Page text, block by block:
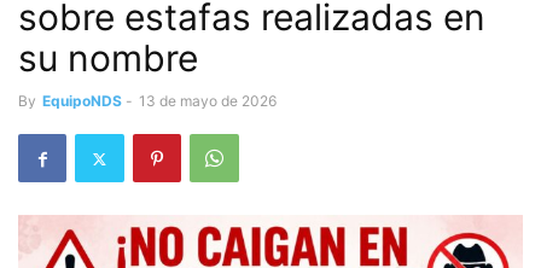
sobre estafas realizadas en
su nombre
By EquipoNDS - 13 de mayo de 2026